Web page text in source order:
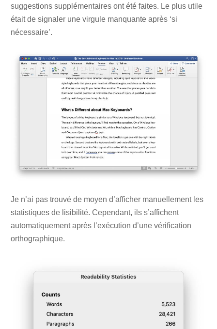
suggestions supplémentaires ont été faites. Le plus utile
était de signaler une virgule manquante après ‘si
nécessaire’.
Je n’ai pas trouvé de moyen d’afficher manuellement les
statistiques de lisibilité. Cependant, ils s’affichent
automatiquement après l’exécution d’une vérification
orthographique.